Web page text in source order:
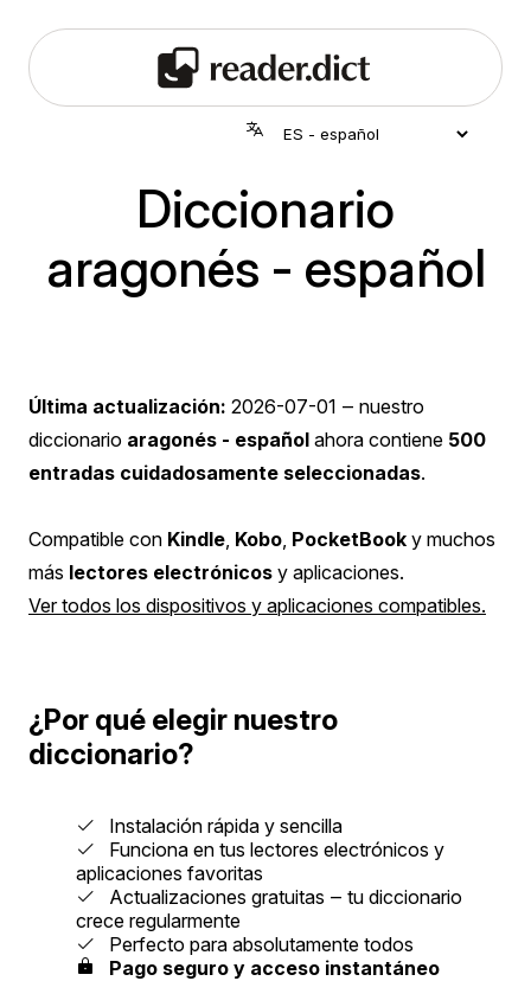
Diccionario
aragonés - español
Última actualización: 2026-07-01 ‒ nuestro
diccionario aragonés - español ahora contiene 500
entradas cuidadosamente seleccionadas.
Compatible con Kindle Kobo PocketBook y muchos
más lectores electrónicos y aplicaciones.
Ver todos los dispositivos y aplicaciones compatibles.
¿Por qué elegir nuestro
diccionario?
Instalación rápida y sencilla
Funciona en tus lectores electrónicos y
aplicaciones favoritas
Actualizaciones gratuitas ‒ tu diccionario
crece regularmente
Perfecto para absolutamente todos
Pago seguro y acceso instantáneo